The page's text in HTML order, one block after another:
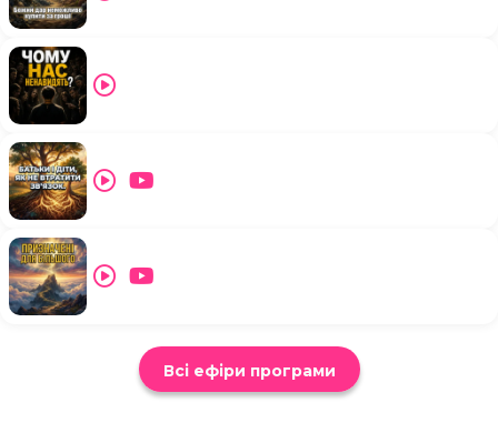
Всі ефіри програми